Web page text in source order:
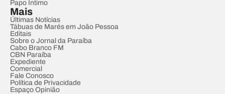
Papo Íntimo
Mais
Últimas Notícias
Tábuas de Marés em João Pessoa
Editais
Sobre o Jornal da Paraíba
Cabo Branco FM
CBN Paraíba
Expediente
Comercial
Fale Conosco
Política de Privacidade
Espaço Opinião